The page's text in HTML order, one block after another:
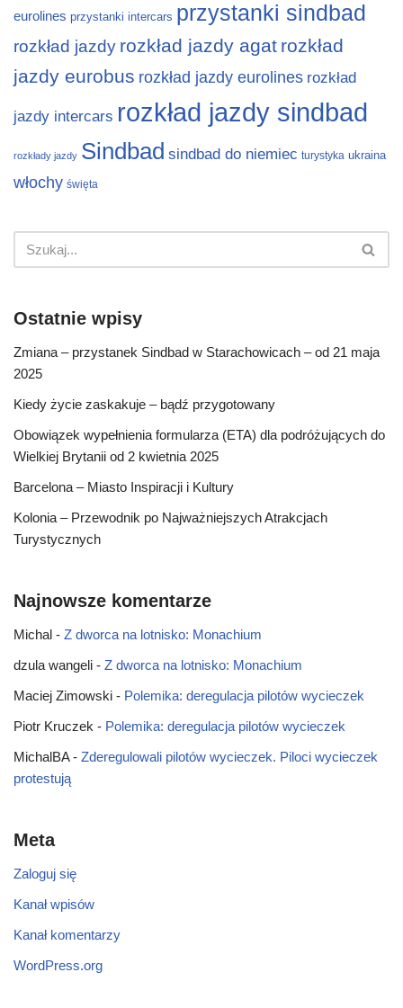
eurolines przystanki intercars przystanki sindbad
rozkład jazdy rozkład jazdy agat rozkład
jazdy eurobus rozkład jazdy eurolines rozkład
jazdy intercars rozkład jazdy sindbad
rozkłady jazdy Sindbad sindbad do niemiec turystyka ukraina
włochy święta
Ostatnie wpisy
Zmiana – przystanek Sindbad w Starachowicach – od 21 maja
2025
Kiedy życie zaskakuje – bądź przygotowany
Obowiązek wypełnienia formularza (ETA) dla podróżujących do
Wielkiej Brytanii od 2 kwietnia 2025
Barcelona – Miasto Inspiracji i Kultury
Kolonia – Przewodnik po Najważniejszych Atrakcjach
Turystycznych
Najnowsze komentarze
Michal - Z dworca na lotnisko: Monachium
dzula wangeli - Z dworca na lotnisko: Monachium
Maciej Zimowski - Polemika: deregulacja pilotów wycieczek
Piotr Kruczek - Polemika: deregulacja pilotów wycieczek
MichalBA- Zderegulowali pilotów wycieczek. Piloci wycieczek
protestują
Meta
Zaloguj się
Kanał wpisów
Kanał komentarzy
WordPress.org